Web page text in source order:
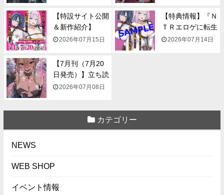
【特設サイト公開
＆新作紹介】
『NTR...
2026年07月15日
【特典情報】『Ｎ
ＴＲエロゲに転生
して...
2026年07月14日
【7月刊（7月20
日発売）】立ち読
み...2026年07月08日
カテゴリー
NEWS
WEB SHOP
イベント情報